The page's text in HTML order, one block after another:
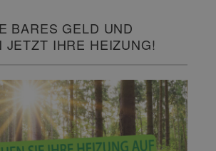
BARES GELD UND
JETZT IHRE HEIZUNG!